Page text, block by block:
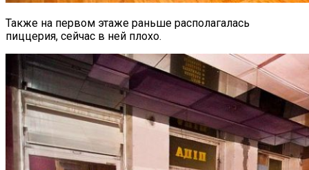
Также на первом этаже раньше располагалась
пиццерия, сейчас в ней плохо.